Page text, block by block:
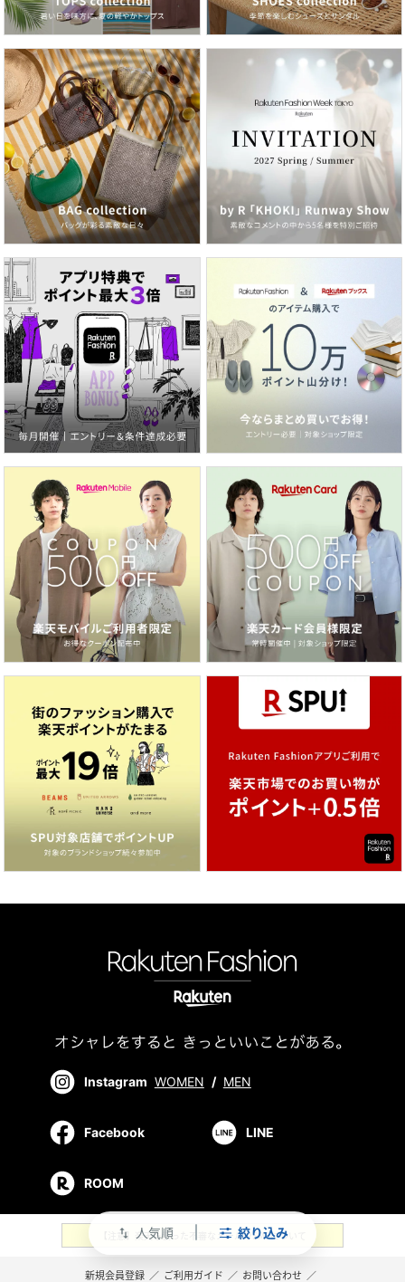
swap_vert 人気順 絞り込み
Instagram WOMEN / MEN
Facebook LINE
ROOM
【注意】楽天を装った不審なメールやSMSについて
新規会員登録 ／ ご利用ガイド ／ お問い合わせ ／